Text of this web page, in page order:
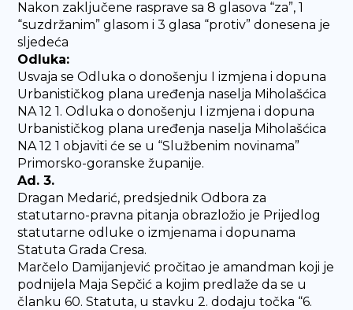
Nakon zaključene rasprave sa 8 glasova “za”, 1
“suzdržanim” glasom i 3 glasa “protiv” donesena je
sljedeća
Odluka:
Usvaja se Odluka o donošenju I izmjena i dopuna
Urbanističkog plana uređenja naselja Miholašćica
NA 12 1. Odluka o donošenju I izmjena i dopuna
Urbanističkog plana uređenja naselja Miholašćica
NA 12 1 objaviti će se u “Službenim novinama”
Primorsko-goranske županije.
Ad. 3.
Dragan Medarić, predsjednik Odbora za
statutarno-pravna pitanja obrazložio je Prijedlog
statutarne odluke o izmjenama i dopunama
Statuta Grada Cresa.
Marčelo Damijanjević pročitao je amandman koji je
podnijela Maja Sepčić a kojim predlaže da se u
članku 60. Statuta, u stavku 2. dodaju točka “6.